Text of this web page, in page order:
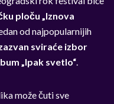
ploču „Iznova
od najpopularnijih
sviraće izbor
„Ipak svetlo“.
može čuti sve